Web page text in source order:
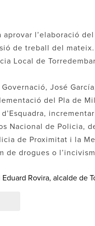
aprovar l’elaboració
de treball del
Local de
Governació, José
del Pla de
Nacional de Policia,
de Proximitat i la
de drogues o
Rovira, alcalde de